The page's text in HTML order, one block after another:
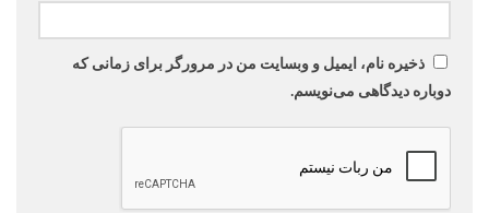
ذخیره نام، ایمیل و وبسایت من در مرورگر برای زمانی که
دوباره دیدگاهی می‌نویسم.